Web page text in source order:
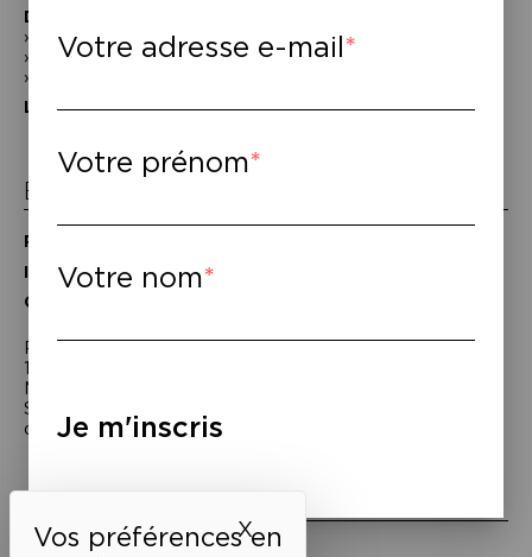
XMasquer le bandeau des
Découvrir
En photos
Historique
L’équipe
Espace pro
Privatiser une salle
Informations techniques
Contact presse
Passage Moliėre
157, rue Saint-Martin - 75003 Paris
M° Rambuteau - RER Les Halles
Standard tél : 01 44 54 53 00
du mardi au samedi de 15h à 18h
Mentions légales
Votre adresse e-mail
Votre prénom
Votre nom
Je m'inscris